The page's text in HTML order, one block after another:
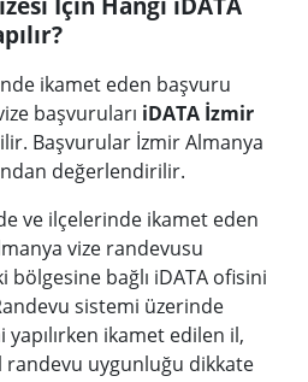
ikamet eden başvuru
başvuruları iDATA İzmir
Başvurular İzmir Almanya
değerlendirilir.
ve ilçelerinde ikamet eden
vize randevusu
bağlı iDATA ofisini
sistemi üzerinde
ikamet edilen il,
uygunluğu dikkate